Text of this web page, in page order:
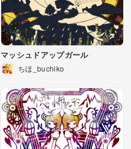
マッシュドアップガール
ちほ_buchiko